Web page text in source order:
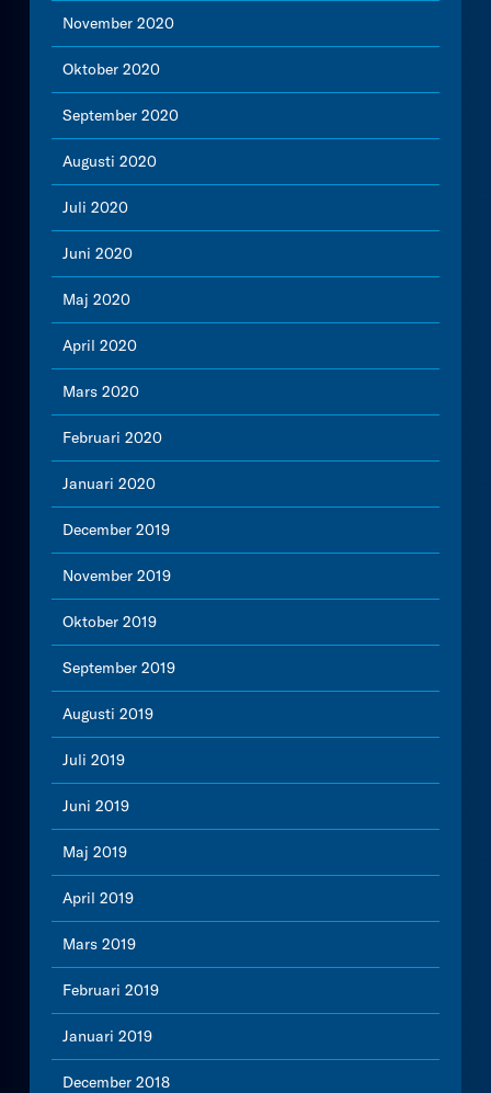
November 2020
Oktober 2020
September 2020
Augusti 2020
Juli 2020
Juni 2020
Maj 2020
April 2020
Mars 2020
Februari 2020
Januari 2020
December 2019
November 2019
Oktober 2019
September 2019
Augusti 2019
Juli 2019
Juni 2019
Maj 2019
April 2019
Mars 2019
Februari 2019
Januari 2019
December 2018